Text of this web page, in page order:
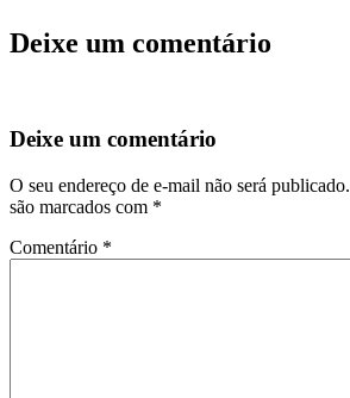
Deixe um comentário
Deixe um comentário
O seu endereço de e-mail não será publicado.
são marcados com *
Comentário *